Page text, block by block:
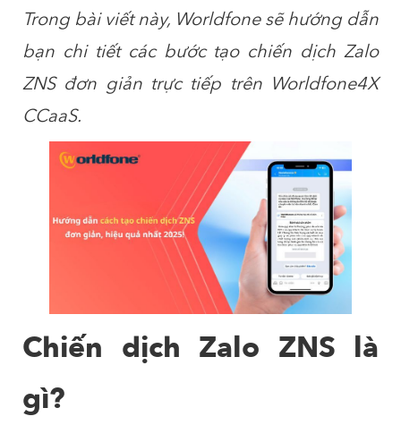
Trong bài viết này, Worldfone sẽ hướng dẫn
bạn chi tiết các bước tạo chiến dịch Zalo
ZNS đơn giản trực tiếp trên Worldfone4X
CCaaS.
Chiến dịch Zalo ZNS là
gì?